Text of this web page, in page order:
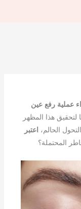
عملية رفع عين
لتحقيق هذا المظهر
الحالم، اعتبر
المحتملة؟